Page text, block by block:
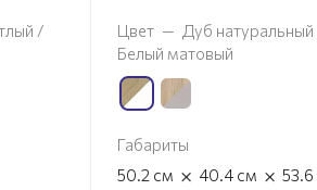
/
Цвет — Дуб
Белый матовый
Габариты
50.2 см × 40.4 см × 53.6